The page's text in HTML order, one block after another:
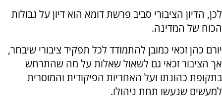
לכן, הדיון הציבורי סביב פרשת דומא הוא דיון על גבולות
הכוח של המדינה.
יורם כהן זכאי כמובן להתמודד לכל תפקיד ציבורי שיבחר,
אך הציבור זכאי גם לשאול שאלות על מה שהתרחש
בתקופת כהונתו ועל האחריות הפיקודית והמוסרית
למעשים שנעשו תחת ניהולו.